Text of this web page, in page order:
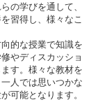
の学びを通して、
習得し、様々なこ
的な授業で知識を
やディスカッショ
す。様々な教材を
人では思いつかな
可能となります。